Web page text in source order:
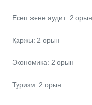
Есеп және аудит: 2 орын
Қаржы: 2 орын
Экономика: 2 орын
Туризм: 2 орын